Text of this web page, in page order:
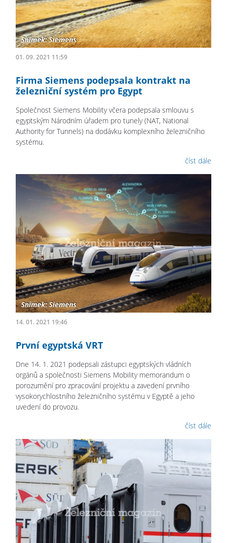
01. 09. 2021 11:59
Firma Siemens podepsala kontrakt na
železniční systém pro Egypt
Společnost Siemens Mobility včera podepsala smlouvu s
egyptským Národním úřadem pro tunely (NAT, National
Authority for Tunnels) na dodávku komplexního železničního
systému.
číst dále
14. 01. 2021 19:46
První egyptská VRT
Dne 14. 1. 2021 podepsali zástupci egyptských vládních
orgánů a společnosti Siemens Mobility memorandum o
porozumění pro zpracování projektu a zavedení prvního
vysokorychlostního železničního systému v Egyptě a jeho
uvedení do provozu.
číst dále